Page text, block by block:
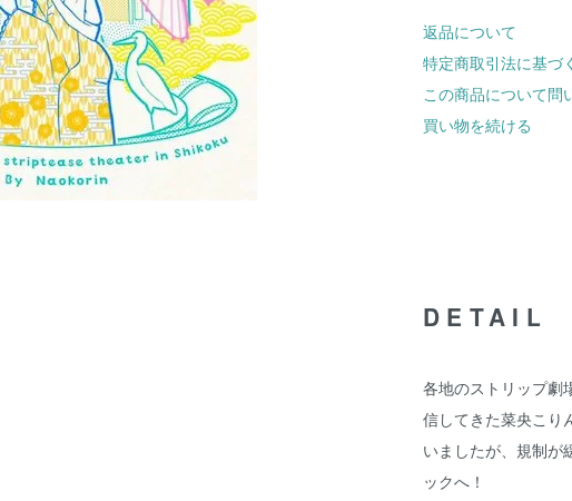
返品について
特定商取引法に基づ
この商品について問
買い物を続ける
DETAIL
各地のストリップ劇
信してきた菜央こり
いましたが、規制が
ックへ！